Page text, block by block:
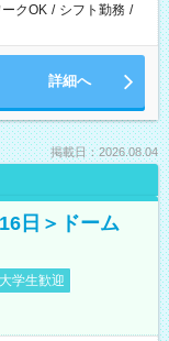
クOK / シフト勤務 /
詳細へ
掲載日：2026.08.04
日＞ドーム
大学生歓迎